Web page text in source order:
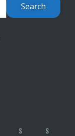
S
S